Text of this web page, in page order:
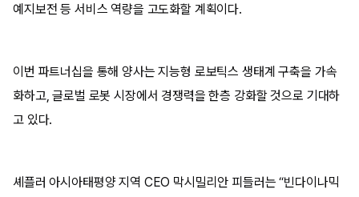
예지보전 등 서비스 역량을 고도화할 계획이다.
이번 파트너십을 통해 양사는 지능형 로보틱스 생태계 구축을 가속
화하고, 글로벌 로봇 시장에서 경쟁력을 한층 강화할 것으로 기대하
고 있다.
셰플러 아시아태평양 지역 CEO 막시밀리안 피들러는 “빈다이나믹